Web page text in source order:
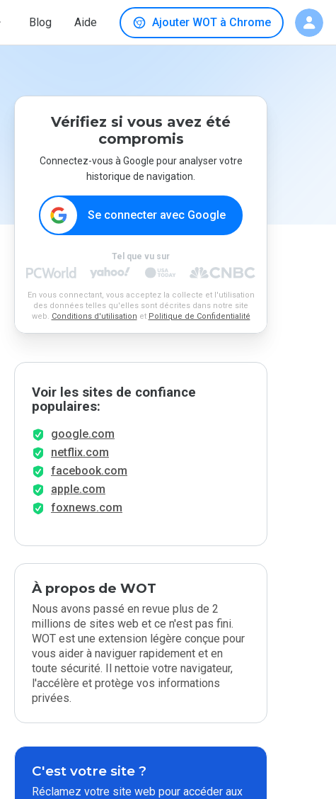
Blog Aide Ajouter WOT à Chrome
Vérifiez si vous avez été
compromis
Connectez-vous à Google pour analyser votre
historique de navigation.
Se connecter avec Google
Tel que vu sur
En vous connectant, vous acceptez la collecte et l'utilisation
des données telles qu'elles sont décrites dans notre site
web. Conditions d'utilisation et Politique de Confidentialité
Voir les sites de confiance
populaires:
google.com
netflix.com
facebook.com
apple.com
foxnews.com
À propos de WOT
Nous avons passé en revue plus de 2
millions de sites web et ce n'est pas fini.
WOT est une extension légère conçue pour
vous aider à naviguer rapidement et en
toute sécurité. Il nettoie votre navigateur,
l'accélère et protège vos informations
privées.
C'est votre site ?
Réclamez votre site web pour accéder aux